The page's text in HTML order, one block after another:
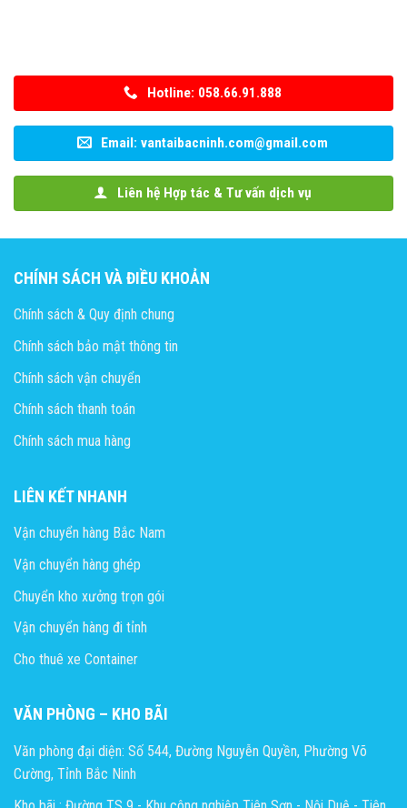
Hotline: 058.66.91.888
Email: vantaibacninh.com@gmail.com
Liên hệ Hợp tác & Tư vấn dịch vụ
CHÍNH SÁCH VÀ ĐIỀU KHOẢN
Chính sách & Quy định chung
Chính sách bảo mật thông tin
Chính sách vận chuyển
Chính sách thanh toán
Chính sách mua hàng
LIÊN KẾT NHANH
Vận chuyển hàng Bắc Nam
Vận chuyển hàng ghép
Chuyển kho xưởng trọn gói
Vận chuyển hàng đi tỉnh
Cho thuê xe Container
VĂN PHÒNG – KHO BÃI
Văn phòng đại diện: Số 544, Đường Nguyễn Quyền, Phường Võ
Cường, Tỉnh Bắc Ninh